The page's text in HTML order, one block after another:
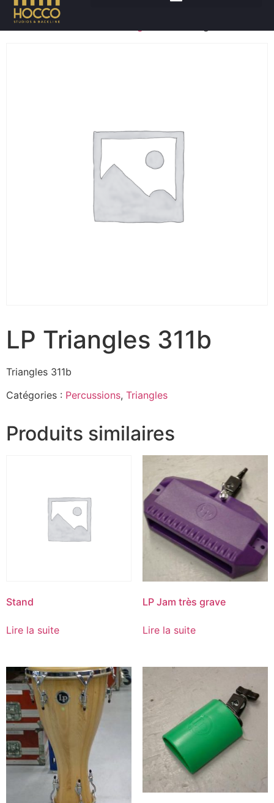
Accueil/Percussions
LP Triangles 311b
Triangles 311b
Catégories : Percussions, Triangles
Produits similaires
Stand
Lire la suite
LP Jam très grave
Lire la suite